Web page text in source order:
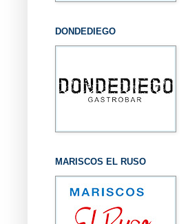
DONDEDIEGO
MARISCOS EL RUSO